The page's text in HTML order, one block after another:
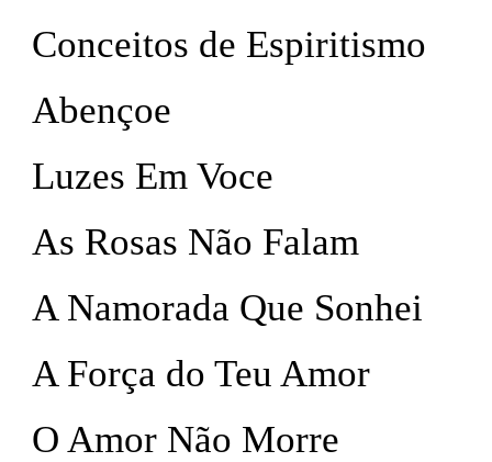
Conceitos de Espiritismo
Abençoe
Luzes Em Voce
As Rosas Não Falam
A Namorada Que Sonhei
A Força do Teu Amor
O Amor Não Morre